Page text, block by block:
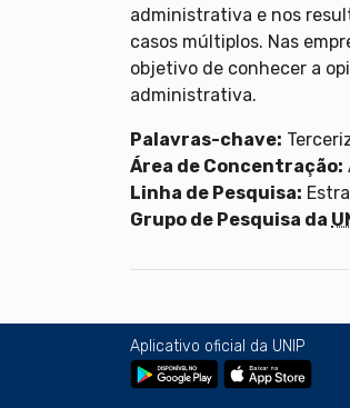
administrativa e nos
casos múltiplos. Nas
objetivo de conhecer a
administrativa.
Palavras-chave:
Área de Concentração:
Linha de Pesquisa:
Grupo de Pesquisa da
Aplicativo oficial da UNIP